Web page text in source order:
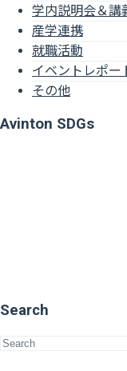
学内説明会＆講
産学連携
就職活動
イベントレポー
その他
Avinton SDGs
Search